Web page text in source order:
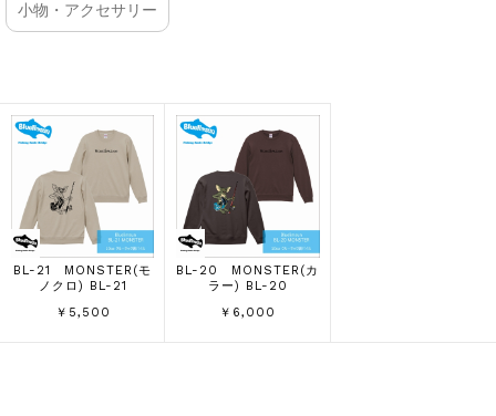
小物・アクセサリー
BL-21 MONSTER(モ
ノクロ) BL-21
￥5,500
BL-20 MONSTER(カ
ラー) BL-20
￥6,000